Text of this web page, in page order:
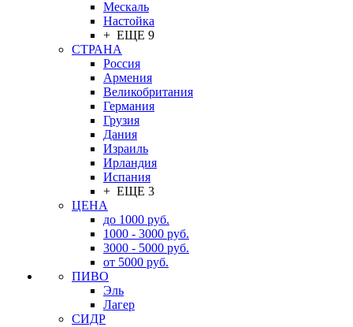
Мескаль
Настойка
+ ЕЩЕ 9
СТРАНА
Россия
Армения
Великобритания
Германия
Грузия
Дания
Израиль
Ирландия
Испания
+ ЕЩЕ 3
ЦЕНА
до 1000 руб.
1000 - 3000 руб.
3000 - 5000 руб.
от 5000 руб.
ПИВО
Эль
Лагер
СИДР